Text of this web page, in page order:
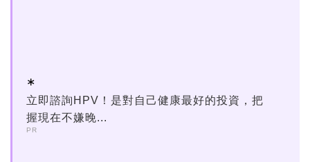
立即諮詢HPV！是對自己健康最好的投資，把
握現在不嫌晚...
PR